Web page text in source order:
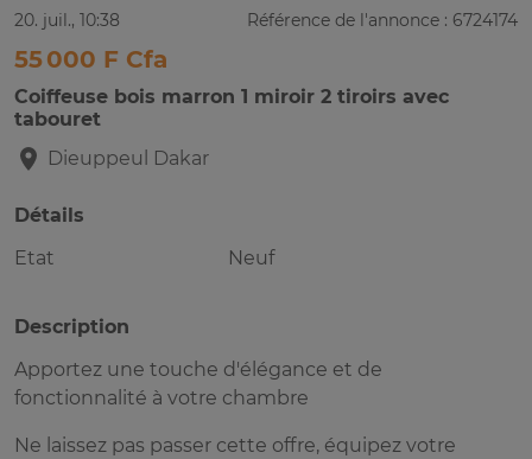
20. juil., 10:38 Référence de l'annonce : 6724174
55 000 F Cfa
Coiffeuse bois marron 1 miroir 2 tiroirs avec
tabouret
Dieuppeul
Dakar
Détails
Etat
Neuf
Description
Apportez une touche d'élégance et de
fonctionnalité à votre chambre
Ne laissez pas passer cette offre, équipez votre